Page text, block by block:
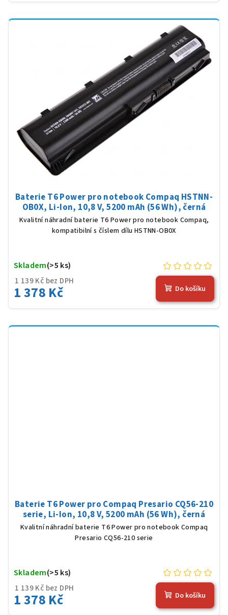
Baterie T6 Power pro notebook Compaq HSTNN-
OB0X, Li-Ion, 10,8 V, 5200 mAh (56 Wh), černá
Kvalitní náhradní baterie T6 Power pro notebook Compaq,
kompatibilní s číslem dílu HSTNN-OB0X
1 139 Kč bez DPH
1 378 Kč
Skladem(>5 ks)
Do košíku
Baterie T6 Power pro Compaq Presario CQ56-210
serie, Li-Ion, 10,8 V, 5200 mAh (56 Wh), černá
Kvalitní náhradní baterie T6 Power pro notebook Compaq
Presario CQ56-210 serie
1 139 Kč bez DPH
1 378 Kč
Skladem(>5 ks)
Do košíku